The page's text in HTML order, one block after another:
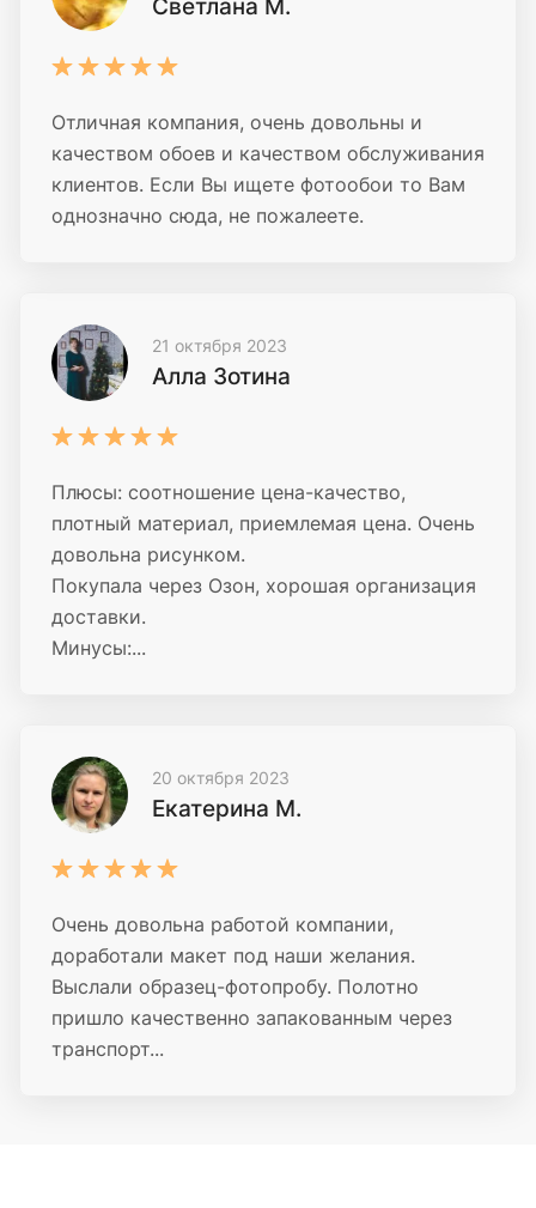
Отличная компания, очень довольны и
качеством обоев и качеством обслуживания
клиентов. Если Вы ищете фотообои то Вам
однозначно сюда, не пожалеете.
21 октября 2023
Алла Зотина
Плюсы: соотношение цена-качество,
плотный материал, приемлемая цена. Очень
довольна рисунком.
Покупала через Озон, хорошая организация
доставки.
Минусы:...
20 октября 2023
Екатерина М.
Очень довольна работой компании,
доработали макет под наши желания.
Выслали образец-фотопробу. Полотно
пришло качественно запакованным через
транспорт...